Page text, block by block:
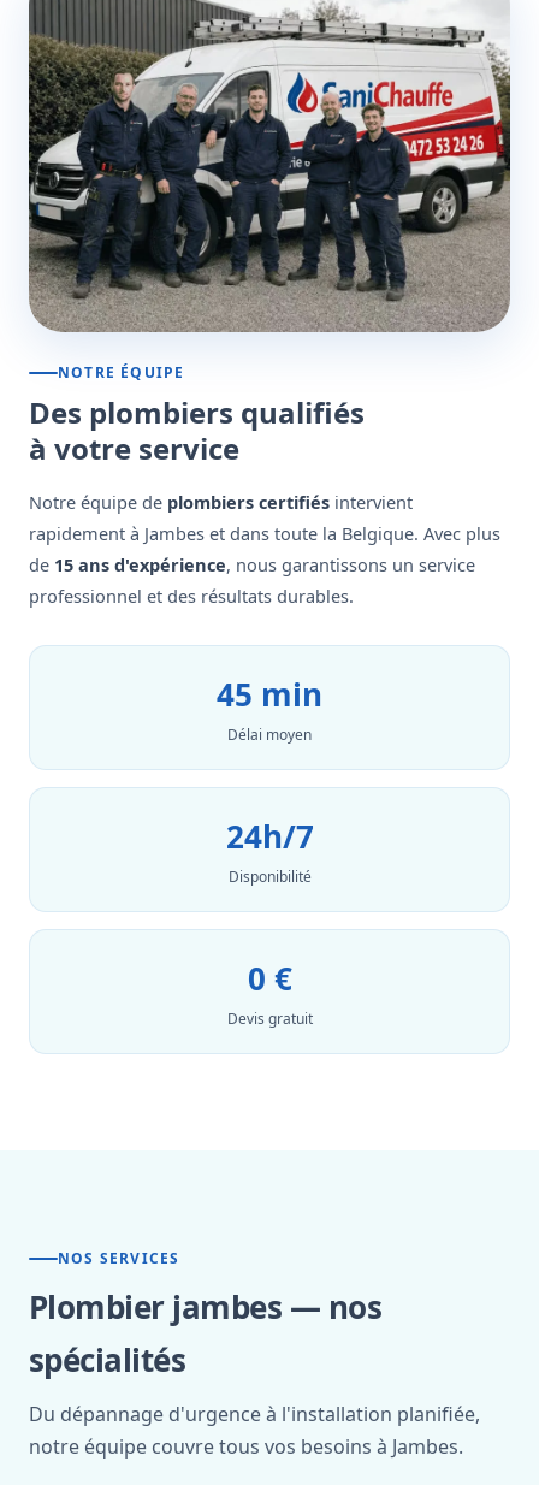
NOTRE ÉQUIPE
Des plombiers qualifiés
à votre service
Notre équipe de plombiers certifiés intervient
rapidement à Jambes et dans toute la Belgique. Avec plus
de 15 ans d'expérience, nous garantissons un service
professionnel et des résultats durables.
45 min
Délai moyen
24h/7
Disponibilité
0 €
Devis gratuit
NOS SERVICES
Plombier jambes — nos
spécialités
Du dépannage d'urgence à l'installation planifiée,
notre équipe couvre tous vos besoins à Jambes.